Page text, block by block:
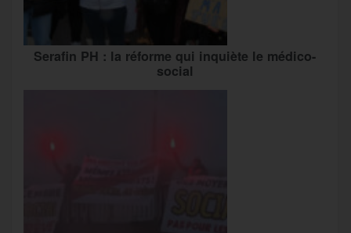
Serafin PH : la réforme qui inquiète le médico-
social